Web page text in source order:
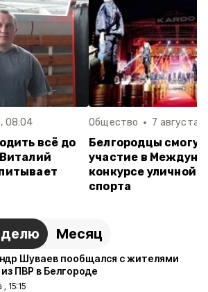
08:04
всё до
Общество 7 августа ,
Белгородцы
участие в
конкурсе уличной
спорта
Месяц
Шуваев пообщался с жителями
ПВР в Белгороде
, 15:15